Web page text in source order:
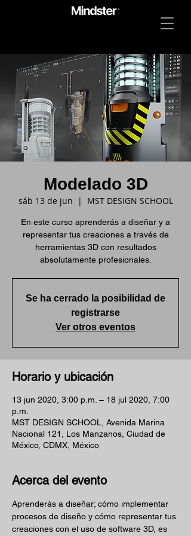
Modelado 3D
sáb 13 de jun
  |
MST DESIGN SCHOOL
En este curso aprenderás a diseñar y a
representar tus creaciones a través de
herramientas 3D con resultados
absolutamente profesionales.
Se ha cerrado la posibilidad de
registrarse
Ver otros eventos
Horario y ubicación
13 jun 2020, 3:00 p.m. – 18 jul 2020, 7:00
p.m.
MST DESIGN SCHOOL, Avenida Marina
Nacional 121, Los Manzanos, Ciudad de
México, CDMX, México
Acerca del evento
Aprenderás a diseñar; cómo implementar
procesos de diseño y cómo representar tus
creaciones con el uso de software 3D, es